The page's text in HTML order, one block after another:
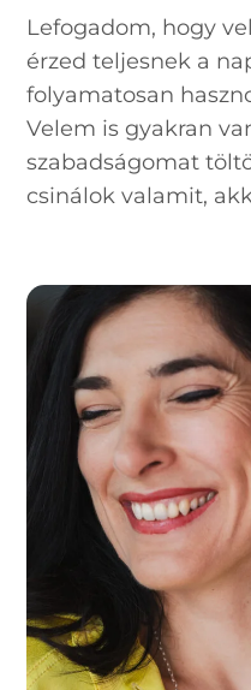
Lefogadom, hogy
érzed teljesnek a
folyamatosan
Velem is gyakran
szabadságomat
csinálok valamit,